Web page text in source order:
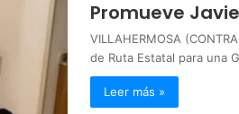
Promueve
VILLAHERMOSA
de Ruta Estatal para una
Leer más »